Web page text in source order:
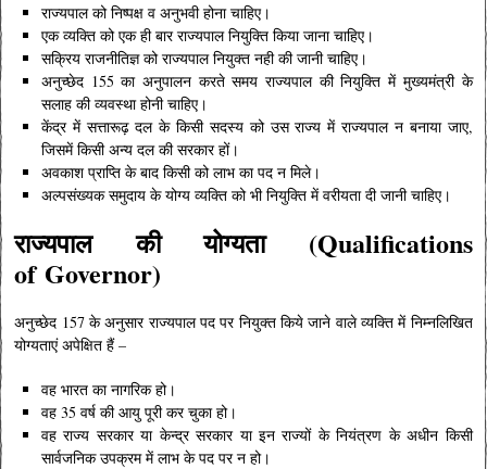
राज्यपाल को निष्पक्ष व अनुभवी होना चाहिए।
एक व्यक्ति को एक ही बार राज्यपाल नियुक्ति किया जाना चाहिए।
सक्रिय राजनीतिज्ञ को राज्यपाल नियुक्त नही की जानी चाहिए।
अनुच्छेद 155 का अनुपालन करते समय राज्यपाल की नियुक्ति में मुख्यमंत्री के
सलाह की व्यवस्था होनी चाहिए।
केंद्र में सत्तारूढ़ दल के किसी सदस्य को उस राज्य में राज्यपाल न बनाया जाए,
जिसमें किसी अन्य दल की सरकार हों।
अवकाश प्राप्ति के बाद किसी को लाभ का पद न मिले।
अल्पसंख्यक समुदाय के योग्य व्यक्ति को भी नियुक्ति में वरीयता दी जानी चाहिए।
राज्यपाल की योग्यता (Qualifications
of Governor)
अनुच्छेद 157 के अनुसार राज्यपाल पद पर नियुक्त किये जाने वाले व्यक्ति में निम्नलिखित
योग्यताएं अपेक्षित हैं –
वह भारत का नागरिक हो।
वह 35 वर्ष की आयु पूरी कर चुका हो।
वह राज्य सरकार या केन्द्र सरकार या इन राज्यों के नियंत्रण के अधीन किसी
सार्वजनिक उपक्रम में लाभ के पद पर न हो।